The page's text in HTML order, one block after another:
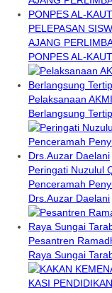
PELEPASAN
AJANG
PONPES AL-
Pelaksanaan
Berlangsung
Peringati Nuzulul
Penceramah
Drs.Auzar Daelani
Pesantren
Raya Sungai